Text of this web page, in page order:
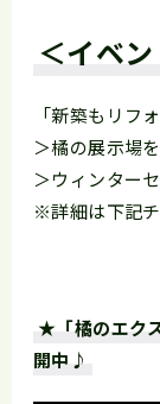
＜イベ
「新築もリフ
＞橘の展示場
＞ウィンター
※詳細は下記
★「橘のエク
開中♪